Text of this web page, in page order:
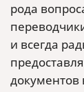
рода
и всегда
документов